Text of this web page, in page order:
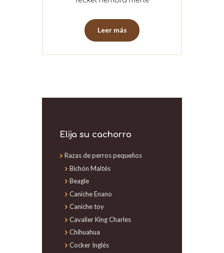
Leer más
Elija su cachorro
Razas de perros pequeños
Bichón Maltés
Beagle
Caniche Enano
Caniche toy
Cavalier King Charles
Chihuahua
Cocker Inglés